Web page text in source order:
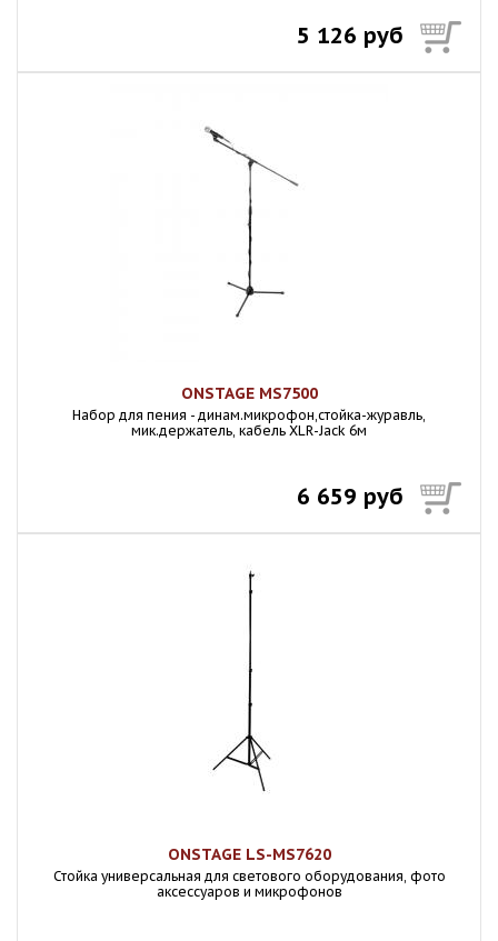
5 126 руб
ONSTAGE MS7500
Набор для пения - динам.микрофон,стойка-журавль,
мик.держатель, кабель XLR-Jack 6м
6 659 руб
ONSTAGE LS-MS7620
Стойка универсальная для светового оборудования, фото
аксессуаров и микрофонов